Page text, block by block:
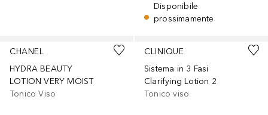
Disponibile
prossimamente
CHANEL
HYDRA BEAUTY
LOTION VERY MOIST
Tonico Viso
CLINIQUE
Sistema in 3 Fasi
Clarifying Lotion 2
Tonico viso
Sponsorizzato